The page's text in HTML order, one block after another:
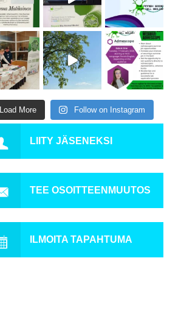
Load More Follow on Instagram
LIITY JÄSENEKSI
TEE OSOITTEENMUUTOS
ILMOITA TAPAHTUMA